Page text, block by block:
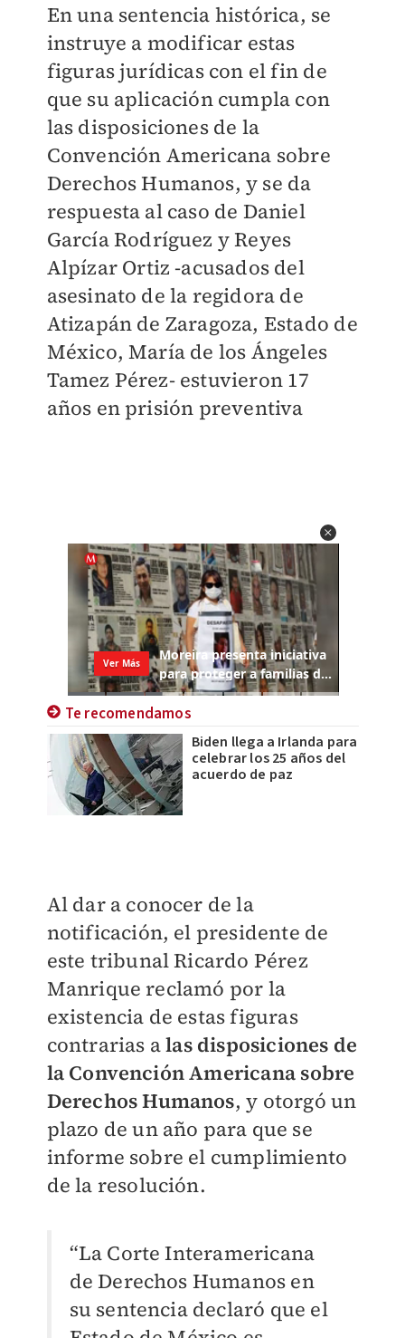
En una sentencia histórica, se
instruye a modificar estas
figuras jurídicas con el fin de
que su aplicación cumpla con
las disposiciones de la
Convención Americana sobre
Derechos Humanos, y se da
respuesta al caso de Daniel
García Rodríguez y Reyes
Alpízar Ortiz -acusados del
asesinato de la regidora de
Atizapán de Zaragoza, Estado de
México, María de los Ángeles
Tamez Pérez- estuvieron 17
años en prisión preventiva
Te recomendamos
Biden llega a Irlanda para
celebrar los 25 años del
acuerdo de paz
Al dar a conocer de la
notificación, el presidente de
este tribunal Ricardo Pérez
Manrique reclamó por la
existencia de estas figuras
contrarias alas disposiciones de
la Convención Americana sobre
Derechos Humanos, y otorgó un
plazo de un año para que se
informe sobre el cumplimiento
de la resolución.
“La Corte Interamericana
de Derechos Humanos en
su sentencia declaró que el